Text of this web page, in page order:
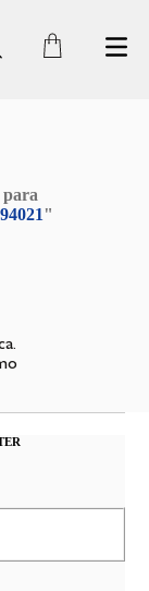
para
"